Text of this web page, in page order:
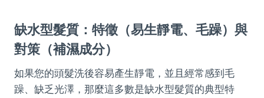
缺水型髮質：特徵（易生靜電、毛躁）與
對策（補濕成分）
如果您的頭髮洗後容易產生靜電，並且經常感到毛
躁、缺乏光澤，那麼這多數是缺水型髮質的典型特